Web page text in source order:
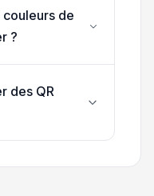
de
?
des QR